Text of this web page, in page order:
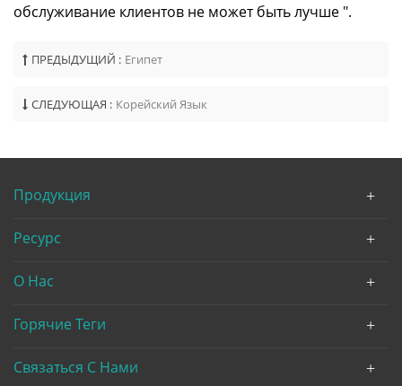
обслуживание клиентов не может быть лучше ".
ПРЕДЫДУЩИЙ : Египет
СЛЕДУЮЩАЯ : Корейский Язык
Продукция
Ресурс
О Нас
Горячие Теги
Связаться С Нами